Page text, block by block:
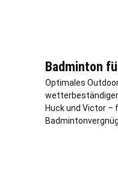
Badminton
Optimales
Huck und Victor –